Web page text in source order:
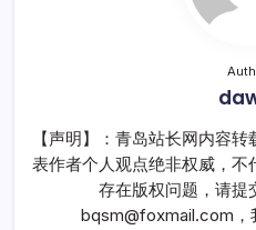
【声明】：青岛站长网内容
表作者个人观点绝非权威，
存在版权问题，请提
bqsm@foxmail.com，